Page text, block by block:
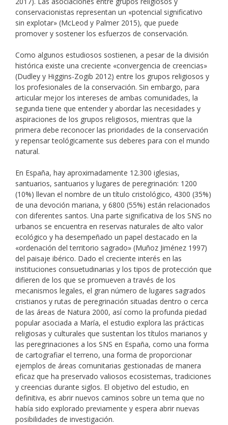
conservacionistas representan un «potencial significativo
sin explotar» (McLeod y Palmer 2015), que puede
promover y sostener los esfuerzos de conservación.
Como algunos estudiosos sostienen, a pesar de la división
histórica existe una creciente «convergencia de creencias»
(Dudley y Higgins-Zogib 2012) entre los grupos religiosos y
los profesionales de la conservación. Sin embargo, para
articular mejor los intereses de ambas comunidades, la
segunda tiene que entender y abordar las necesidades y
aspiraciones de los grupos religiosos, mientras que la
primera debe reconocer las prioridades de la conservación
y repensar teológicamente sus deberes para con el mundo
natural.
En España, hay aproximadamente 12.300 iglesias,
santuarios, santuarios y lugares de peregrinación: 1200
(10%) llevan el nombre de un título cristológico, 4300 (35%)
de una devoción mariana, y 6800 (55%) están relacionados
con diferentes santos. Una parte significativa de los SNS no
urbanos se encuentra en reservas naturales de alto valor
ecológico y ha desempeñado un papel destacado en la
«ordenación del territorio sagrado» (Muñoz Jiménez 1997)
del paisaje ibérico. Dado el creciente interés en las
instituciones consuetudinarias y los tipos de protección que
difieren de los que se promueven a través de los
mecanismos legales, el gran número de lugares sagrados
cristianos y rutas de peregrinación situadas dentro o cerca
de las áreas de Natura 2000, así como la profunda piedad
popular asociada a María, el estudio explora las prácticas
religiosas y culturales que sustentan los títulos marianos y
las peregrinaciones a los SNS en España, como una forma
de cartografiar el terreno, una forma de proporcionar
ejemplos de áreas comunitarias gestionadas de manera
eficaz que ha preservado valiosos ecosistemas, tradiciones
y creencias durante siglos. El objetivo del estudio, en
definitiva, es abrir nuevos caminos sobre un tema que no
había sido explorado previamente y espera abrir nuevas
posibilidades de investigación.